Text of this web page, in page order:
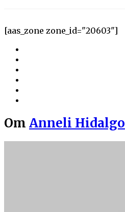
[aas_zone zone_id="20603"]
Om Anneli Hidalgo